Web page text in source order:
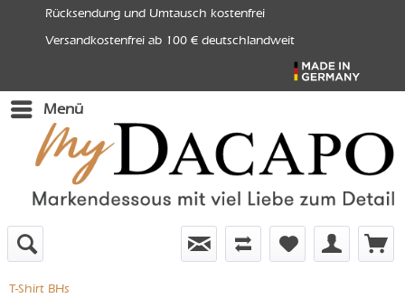
Rücksendung und Umtausch kostenfrei
Versandkostenfrei ab 100 € deutschlandweit
Menü
T-Shirt BHs